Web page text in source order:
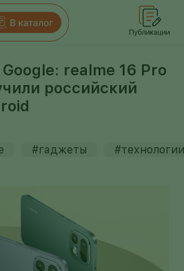
realme 16 Pro
российский
#гаджеты